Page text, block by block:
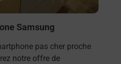
Samsung
pas cher proche
notre offre de